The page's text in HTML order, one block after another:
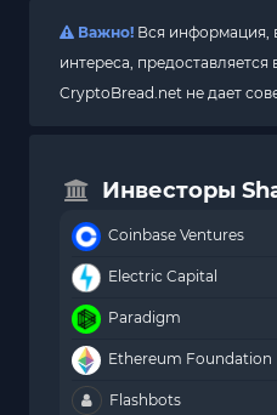
Важно! Вся информация,
интереса,
CryptoBread.net не дает
Инвесторы
Coinbase Ventures
Electric Capital
Paradigm
Ethereum Foundation
Flashbots